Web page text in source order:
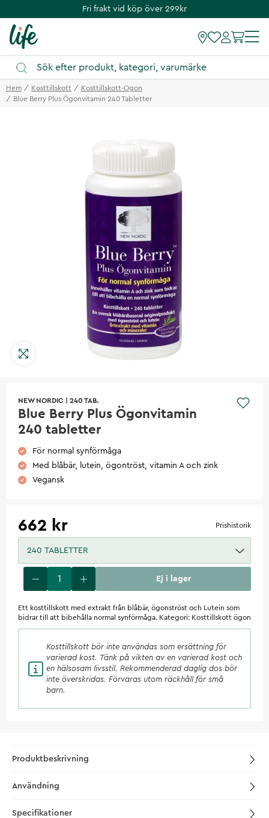
Fri frakt vid köp över 299kr
Hem Kosttillskott
Kosttillskott-Ogon
Blue Berry Plus Ögonvitamin 240 Tabletter
NEW NORDIC 240 TAB.
Blue Berry Plus Ögonvitamin
240 tabletter
För normal synförmåga
Med blåbär, lutein, ögontröst, vitamin A och zink
Vegansk
662 kr Prishistorik
240 TABLETTER
Ej i lager
Ett kosttillskott med extrakt från blåbär, ögonströst och Lutein som
bidrar till att bibehålla normal synförmåga. Kategori: Kosttillskott ögon
Kosttillskott bör inte användas som ersättning för
varierad kost. Tänk på vikten av en varierad kost och
en hälsosam livsstil. Rekommenderad daglig dos bör
inte överskridas. Förvaras utom räckhåll för små
barn.
Produktbeskrivning
Användning
Specifikationer